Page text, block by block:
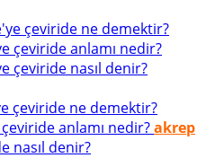
çeviride ne demektir?
çeviride anlamı nedir?
çeviride nasıl denir?
çeviride ne demektir?
anlamı nedir?akrep
nasıl denir?